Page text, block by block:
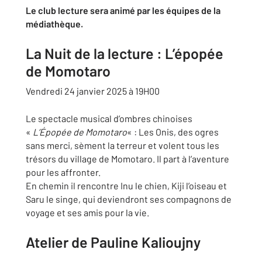
Le club lecture sera animé par les équipes de la
médiathèque.
La Nuit de la lecture : L’épopée
de Momotaro
Vendredi 24 janvier 2025 à 19H00
Le spectacle musical d’ombres chinoises
« L’Épopée de Momotaro« : Les Onis, des ogres
sans merci, sèment la terreur et volent tous les
trésors du village de Momotaro. Il part à l’aventure
pour les affronter.
En chemin il rencontre Inu le chien, Kiji l’oiseau et
Saru le singe, qui deviendront ses compagnons de
voyage et ses amis pour la vie.
Atelier de Pauline Kalioujny